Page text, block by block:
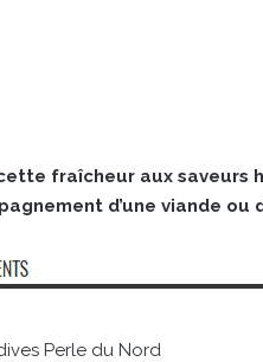
fraîcheur aux saveurs
d’une viande ou
Perle du Nord